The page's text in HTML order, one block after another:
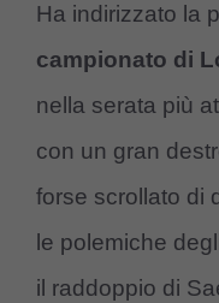
Ha indirizzato la
campionato di
nella serata più
con un gran
forse scrollato di
le polemiche
il raddoppio di